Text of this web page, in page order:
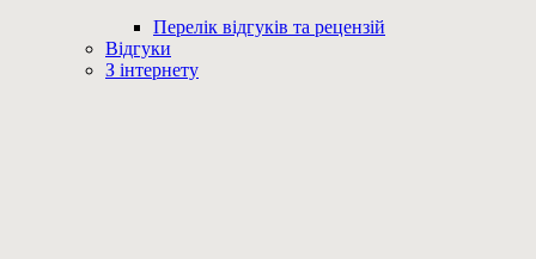
Перелік відгуків та рецензій
Відгуки
З інтернету